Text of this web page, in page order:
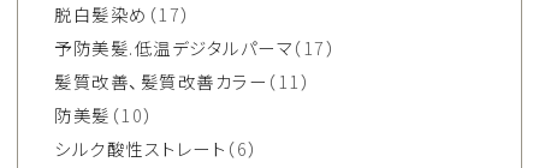
脱白髪染め （17）
予防美髪.低温デジタルパーマ（17）
髪質改善、髪質改善カラー （11）
防美髪 （10）
シルク酸性ストレート （6）